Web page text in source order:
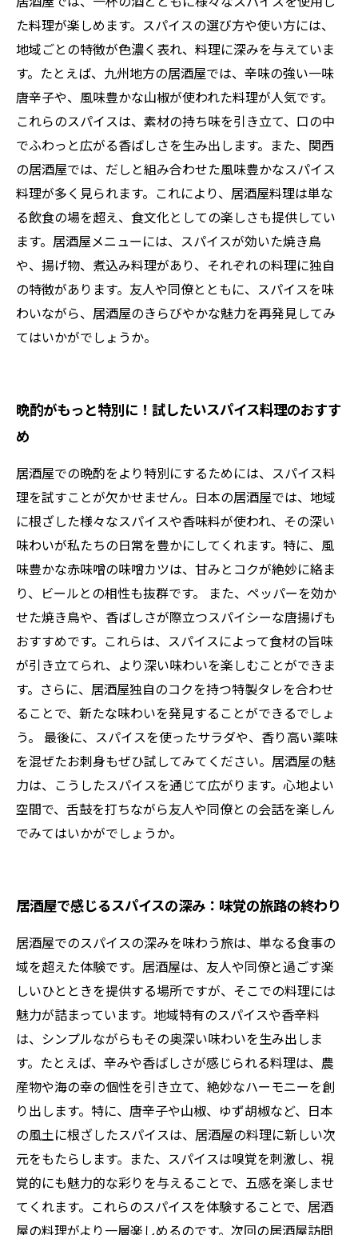
た料理が楽しめます。スパイスの選び方や使い方には、
地域ごとの特徴が色濃く表れ、料理に深みを与えていま
す。たとえば、九州地方の居酒屋では、辛味の強い一味
唐辛子や、風味豊かな山椒が使われた料理が人気です。
これらのスパイスは、素材の持ち味を引き立て、口の中
でふわっと広がる香ばしさを生み出します。また、関西
の居酒屋では、だしと組み合わせた風味豊かなスパイス
料理が多く見られます。これにより、居酒屋料理は単な
る飲食の場を超え、食文化としての楽しさも提供してい
ます。居酒屋メニューには、スパイスが効いた焼き鳥
や、揚げ物、煮込み料理があり、それぞれの料理に独自
の特徴があります。友人や同僚とともに、スパイスを味
わいながら、居酒屋のきらびやかな魅力を再発見してみ
てはいかがでしょうか。
晩酌がもっと特別に！試したいスパイス料理のおすす
め
居酒屋での晩酌をより特別にするためには、スパイス料
理を試すことが欠かせません。日本の居酒屋では、地域
に根ざした様々なスパイスや香味料が使われ、その深い
味わいが私たちの日常を豊かにしてくれます。特に、風
味豊かな赤味噌の味噌カツは、甘みとコクが絶妙に絡ま
り、ビールとの相性も抜群です。 また、ペッパーを効か
せた焼き鳥や、香ばしさが際立つスパイシーな唐揚げも
おすすめです。これらは、スパイスによって食材の旨味
が引き立てられ、より深い味わいを楽しむことができま
す。さらに、居酒屋独自のコクを持つ特製タレを合わせ
ることで、新たな味わいを発見することができるでしょ
う。 最後に、スパイスを使ったサラダや、香り高い薬味
を混ぜたお刺身もぜひ試してみてください。居酒屋の魅
力は、こうしたスパイスを通じて広がります。心地よい
空間で、舌鼓を打ちながら友人や同僚との会話を楽しん
でみてはいかがでしょうか。
居酒屋で感じるスパイスの深み：味覚の旅路の終わり
居酒屋でのスパイスの深みを味わう旅は、単なる食事の
域を超えた体験です。居酒屋は、友人や同僚と過ごす楽
しいひとときを提供する場所ですが、そこでの料理には
魅力が詰まっています。地域特有のスパイスや香辛料
は、シンプルながらもその奥深い味わいを生み出しま
す。たとえば、辛みや香ばしさが感じられる料理は、農
産物や海の幸の個性を引き立て、絶妙なハーモニーを創
り出します。特に、唐辛子や山椒、ゆず胡椒など、日本
の風土に根ざしたスパイスは、居酒屋の料理に新しい次
元をもたらします。また、スパイスは嗅覚を刺激し、視
覚的にも魅力的な彩りを与えることで、五感を楽しませ
てくれます。これらのスパイスを体験することで、居酒
屋の料理がより一層楽しめるのです。次回の居酒屋訪問